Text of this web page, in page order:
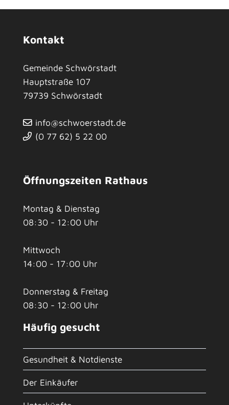
Kontakt
Gemeinde Schwörstadt
Hauptstraße 107
79739 Schwörstadt
info@schwoerstadt.de
(0 77 62) 5 22 00
Öffnungszeiten Rathaus
Montag & Dienstag
08:30 - 12:00 Uhr
Mittwoch
14:00 - 17:00 Uhr
Donnerstag & Freitag
08:30 - 12:00 Uhr
Häufig gesucht
Gesundheit & Notdienste
Der Einkäufer